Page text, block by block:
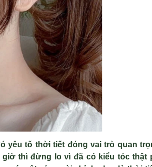
yêu tố thời tiết đóng vai trò quan
thì đừng lo vì đã có kiểu tóc thật